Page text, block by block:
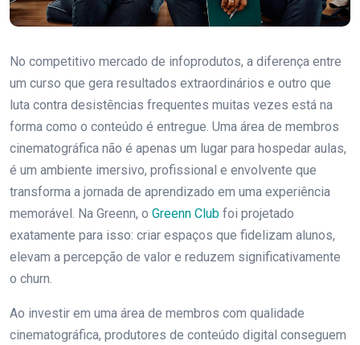
No competitivo mercado de infoprodutos, a diferença entre
um curso que gera resultados extraordinários e outro que
luta contra desistências frequentes muitas vezes está na
forma como o conteúdo é entregue. Uma área de membros
cinematográfica não é apenas um lugar para hospedar aulas,
é um ambiente imersivo, profissional e envolvente que
transforma a jornada de aprendizado em uma experiência
memorável. Na Greenn, o Greenn Club foi projetado
exatamente para isso: criar espaços que fidelizam alunos,
elevam a percepção de valor e reduzem significativamente
o churn.
Ao investir em uma área de membros com qualidade
cinematográfica, produtores de conteúdo digital conseguem